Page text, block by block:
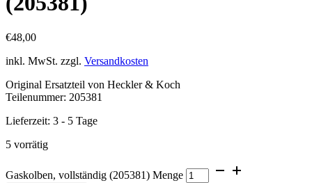
€48,00
inkl. MwSt. zzgl. Versandkosten
Original Ersatzteil von Heckler & Koch
Teilenummer: 205381
Lieferzeit: 3 - 5 Tage
5 vorrätig
Gaskolben, vollständig (205381) Menge